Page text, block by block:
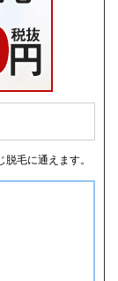
毛に通えます。